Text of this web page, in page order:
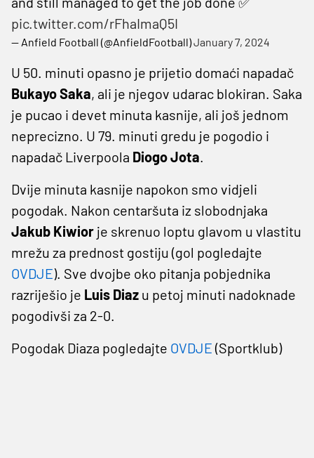
pic.twitter.com/rFhaImaQ5I
— Anfield Football (@AnfieldFootball)January 7, 2024
U 50. minuti opasno je prijetio domaći napadač
Bukayo Saka, ali je njegov udarac blokiran. Saka
je pucao i devet minuta kasnije, ali još jednom
neprecizno. U 79. minuti gredu je pogodio i
napadač Liverpoola Diogo Jota.
Dvije minuta kasnije napokon smo vidjeli
pogodak. Nakon centaršuta iz slobodnjaka
Jakub Kiwior je skrenuo loptu glavom u vlastitu
mrežu za prednost gostiju (gol pogledajte
OVDJE). Sve dvojbe oko pitanja pobjednika
razriješio je Luis Diaz u petoj minuti nadoknade
pogodivši za 2-0.
Pogodak Diaza pogledajte OVDJE (Sportklub)